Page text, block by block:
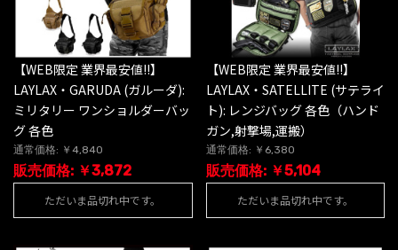
【WEB限定 業界最安値!!】
LAYLAX・GARUDA (ガルーダ):
ミリタリー ワンショルダーバッ
グ 各色
通常価格: ￥4,840
販売価格: ￥3,872
ただいま品切れ中です。
【WEB限定 業界最安値!!】
LAYLAX・SATELLITE (サテライ
ト): レンジバッグ 各色（ハンド
ガン,射撃場,運搬）
通常価格: ￥6,380
販売価格: ￥5,104
ただいま品切れ中です。